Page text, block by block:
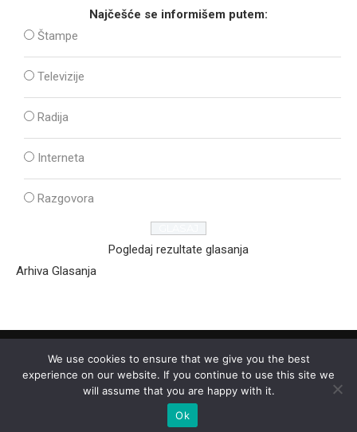
Najčešće se informišem putem:
Štampe
Televizije
Radija
Interneta
Razgovora
Pogledaj rezultate glasanja
Arhiva Glasanja
2025 - © - Ozon Media Sremska Mitrovica
We use cookies to ensure that we give you the best
experience on our website. If you continue to use this site we
will assume that you are happy with it.
Ok